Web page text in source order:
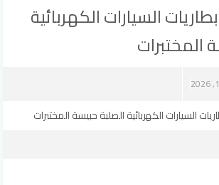
السيارات الكهربائية
المختبرات